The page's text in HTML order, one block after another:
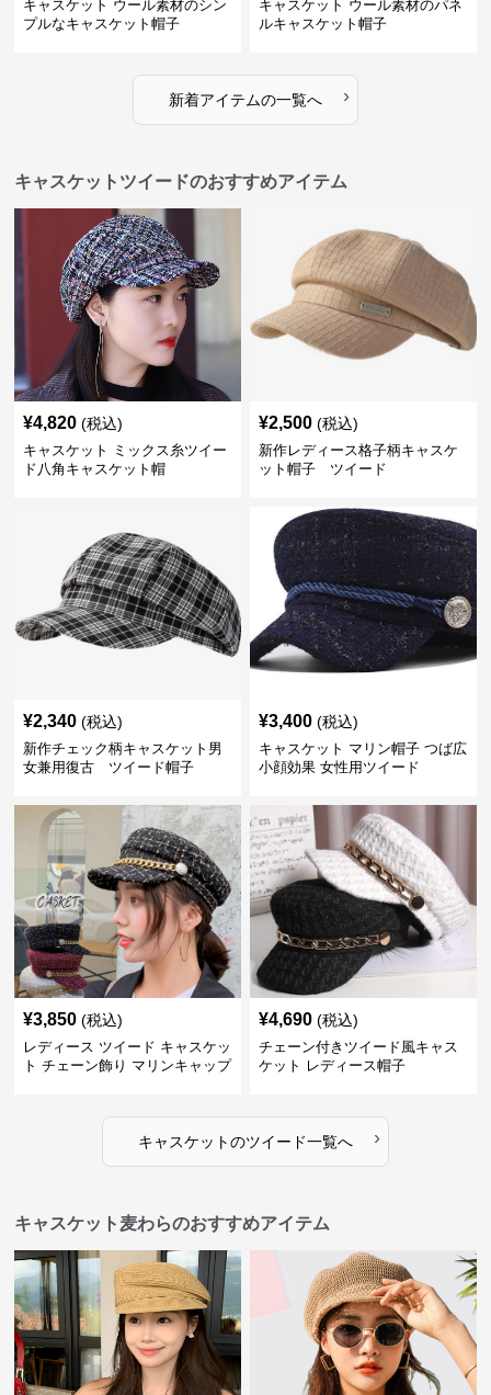
キャスケット ウール素材のシン
プルなキャスケット帽子
キャスケット ウール素材のパネ
ルキャスケット帽子
新着アイテムの一覧へ ›
キャスケットツイードのおすすめアイテム
¥4,820 (税込)
キャスケット ミックス糸ツイー
ド八角キャスケット帽
¥2,500 (税込)
新作レディース格子柄キャスケ
ット帽子 ツイード
¥2,340 (税込)
新作チェック柄キャスケット男
女兼用復古 ツイード帽子
¥3,400 (税込)
キャスケット マリン帽子 つば広
小顔効果 女性用ツイード
¥3,850 (税込)
レディース ツイード キャスケッ
ト チェーン飾り マリンキャップ
¥4,690 (税込)
チェーン付きツイード風キャス
ケット レディース帽子
キャスケットのツイード一覧へ ›
キャスケット麦わらのおすすめアイテム